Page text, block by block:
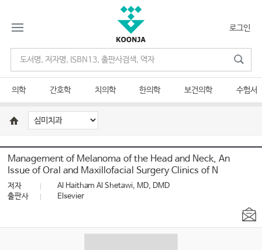
로그인
의학 간호학 치의학 한의학 보건의학 수험서
Management of Melanoma of the Head and Neck, An
Issue of Oral and Maxillofacial Surgery Clinics of N
저자
Al Haitham Al Shetawi, MD, DMD
출판사
Elsevier